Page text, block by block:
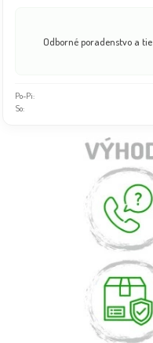
Odborné poradenstvo a
Po-Pi:
So: